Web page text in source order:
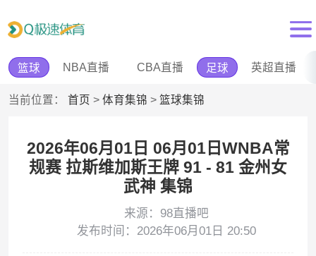
篮球 NBA直播 CBA直播 足球 英超直播
当前位置： 首页 > 体育集锦 > 篮球集锦
2026年06月01日 06月01日WNBA常
规赛 拉斯维加斯王牌 91 - 81 金州女
武神 集锦
来源：98直播吧
发布时间：2026年06月01日 20:50